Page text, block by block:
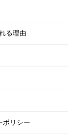
る理由
ポリシー